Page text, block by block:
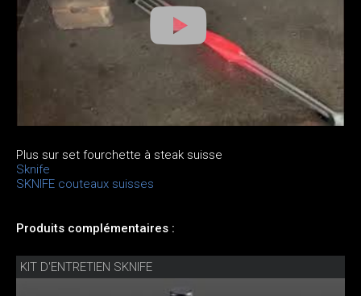
Plus sur set fourchette à steak suisse
Sknife
SKNIFE couteaux suisses
Produits complémentaires :
KIT D'ENTRETIEN SKNIFE